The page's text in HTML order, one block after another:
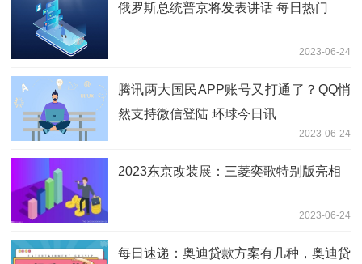
俄罗斯总统普京将发表讲话 每日热门
2023-06-24
腾讯两大国民APP账号又打通了？QQ悄
然支持微信登陆 环球今日讯
2023-06-24
2023东京改装展：三菱奕歌特别版亮相
2023-06-24
每日速递：奥迪贷款方案有几种，奥迪贷